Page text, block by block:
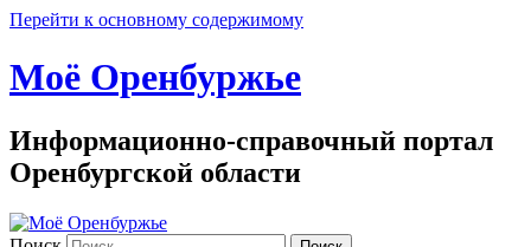
Перейти к основному содержимому
Моё Оренбуржье
Информационно-справочный портал
Оренбургской области